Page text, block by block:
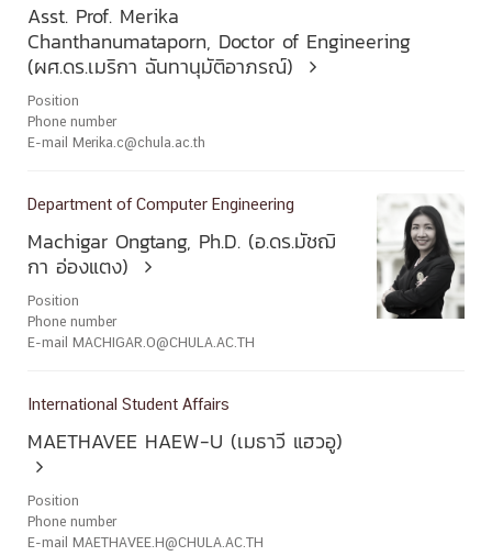
Asst. Prof. Merika
Chanthanumataporn, Doctor of Engineering
(ผศ.ดร.เมริกา ฉันทานุมัติอาภรณ์)

Position
Phone number
E-mail Merika.c@chula.ac.th
Department of Computer Engineering
Machigar Ongtang, Ph.D. (อ.ดร.มัชฌิ
กา อ่องแตง)

Position
Phone number
E-mail MACHIGAR.O@CHULA.AC.TH
International Student Affairs
MAETHAVEE HAEW-U (เมธาวี แฮวอู)

Position
Phone number
E-mail MAETHAVEE.H@CHULA.AC.TH